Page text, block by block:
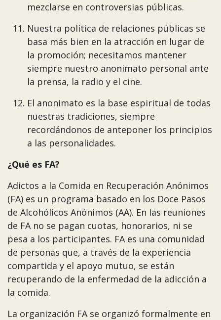
mezclarse en controversias públicas.
Nuestra política de relaciones públicas se
basa más bien en la atracción en lugar de
la promoción; necesitamos mantener
siempre nuestro anonimato personal ante
la prensa, la radio y el cine.
El anonimato es la base espiritual de todas
nuestras tradiciones, siempre
recordándonos de anteponer los principios
a las personalidades.
¿Qué es FA?
Adictos a la Comida en Recuperación Anónimos
(FA) es un programa basado en los Doce Pasos
de Alcohólicos Anónimos (AA). En las reuniones
de FA no se pagan cuotas, honorarios, ni se
pesa a los participantes. FA es una comunidad
de personas que, a través de la experiencia
compartida y el apoyo mutuo, se están
recuperando de la enfermedad de la adicción a
la comida.
La organización FA se organizó formalmente en